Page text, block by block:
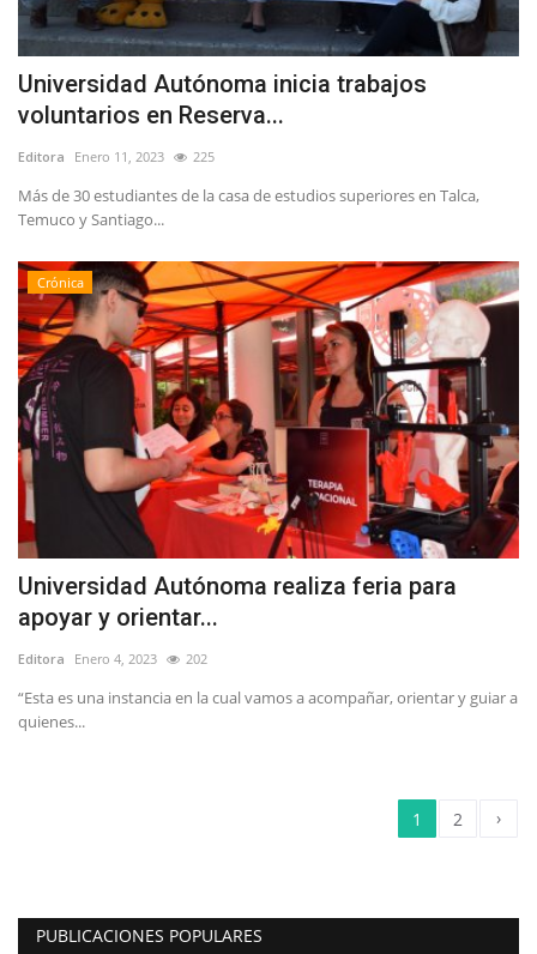
Universidad Autónoma inicia trabajos
voluntarios en Reserva...
Editora Enero 11, 2023 225
Más de 30 estudiantes de la casa de estudios superiores en Talca,
Temuco y Santiago...
Crónica
Universidad Autónoma realiza feria para
apoyar y orientar...
Editora Enero 4, 2023 202
“Esta es una instancia en la cual vamos a acompañar, orientar y guiar a
quienes...
1 2 ›
PUBLICACIONES POPULARES